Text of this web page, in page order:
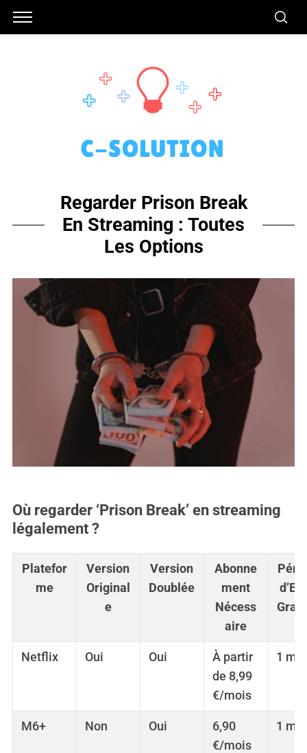
Regarder Prison Break
En Streaming : Toutes
Les Options
Où regarder ‘Prison Break’ en streaming
légalement ?
Platefor
me
Version
Original
e
Version
Doublée
Abonne
ment
Nécess
aire
Netflix Oui Oui
À partir
de 8,99
€/mois
1
M6+ Non Oui
6,90
€/mois
1